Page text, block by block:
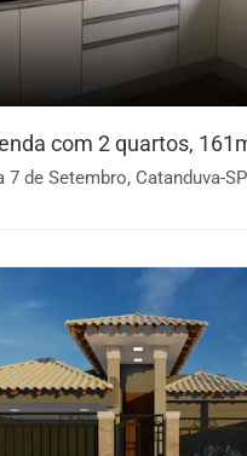
com 2 quartos,
7 de Setembro, Catanduva-SP